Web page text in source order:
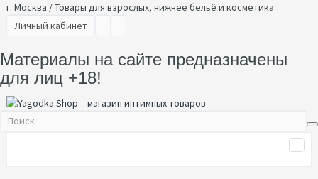
г. Москва / Товары для взрослых, нижнее бельё и косметика
Личный кабинет
Материалы на сайте предназначены
для лиц +18!